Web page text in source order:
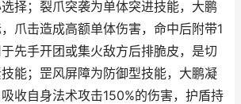
择；裂爪突袭为单体突进技能，大鹏
爪击造成高额单体伤害，命中后附带1
先手开团或集火敌方后排脆皮，是切
能；罡风屏障为防御型技能，大鹏凝
收自身法术攻击150%的伤害，护盾持